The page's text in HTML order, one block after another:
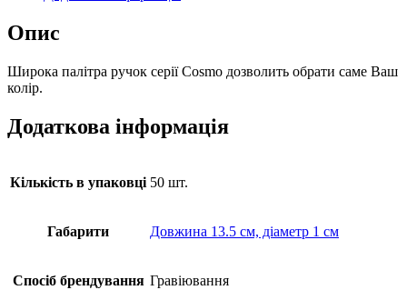
кількість
Опис
Широка палітра ручок серії Cosmo дозволить обрати саме Ваш
колір.
Додаткова інформація
Кількість в упаковці 50 шт.
Габарити Довжина 13.5 см, діаметр 1 см
Спосіб брендування Гравіювання